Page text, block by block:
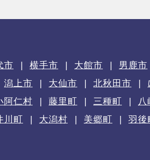
市 横手市 大館市
男鹿市
潟上市 大仙市 北秋田市
阿仁村 藤里町 三種町
八
川町 大潟村 美郷町
羽後